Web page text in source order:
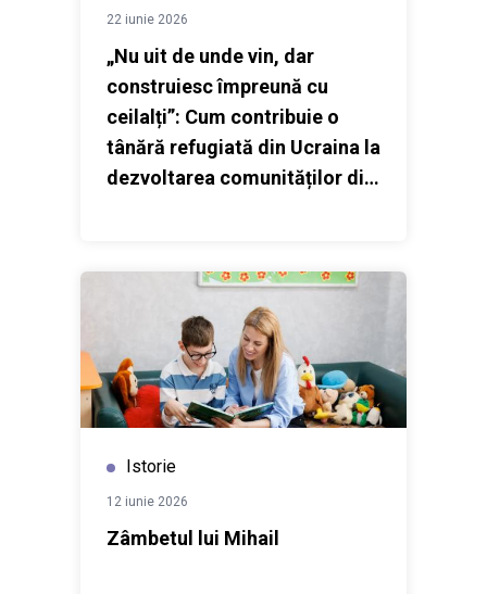
22 iunie 2026
„Nu uit de unde vin, dar
construiesc împreună cu
ceilalți”: Cum contribuie o
tânără refugiată din Ucraina la
dezvoltarea comunităților din
Istorie
12 iunie 2026
Zâmbetul lui Mihail